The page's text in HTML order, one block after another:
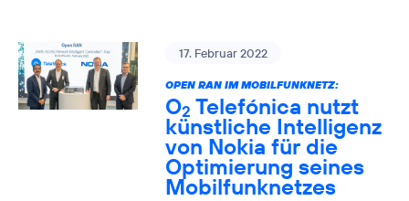
17. Februar 2022
OPEN RAN IM MOBILFUNKNETZ:
O2 Telefónica nutzt
künstliche Intelligenz
von Nokia für die
Optimierung seines
Mobilfunknetzes